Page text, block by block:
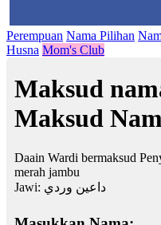
Perempuan Nama Pilihan
Husna Mom's Club
Maksud
Maksud
Daain Wardi bermaksud
merah jambu
Jawi: داعين وردي